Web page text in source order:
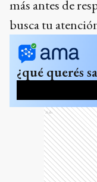
más antes de
busca tu
¿qué querés
Ads